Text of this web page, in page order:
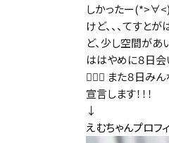
しかったー(*>∀<)
けど、、、てすと
ど、少し空間があ
ははやめに８日
🙇🏻‍♀️ また８日みん
宣言します！！！
↓
えむちゃんプロ